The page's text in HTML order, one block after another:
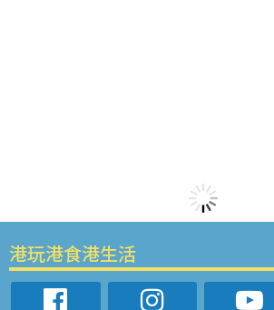
港玩港食港生活